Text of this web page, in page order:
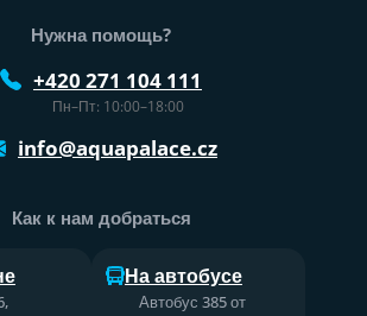
Нужна помощь?
+420 271 104 111
Пн–Пт: 10:00–18:00
info@aquapalace.cz
Как к нам добраться
На автобусе
Автобус 385 от